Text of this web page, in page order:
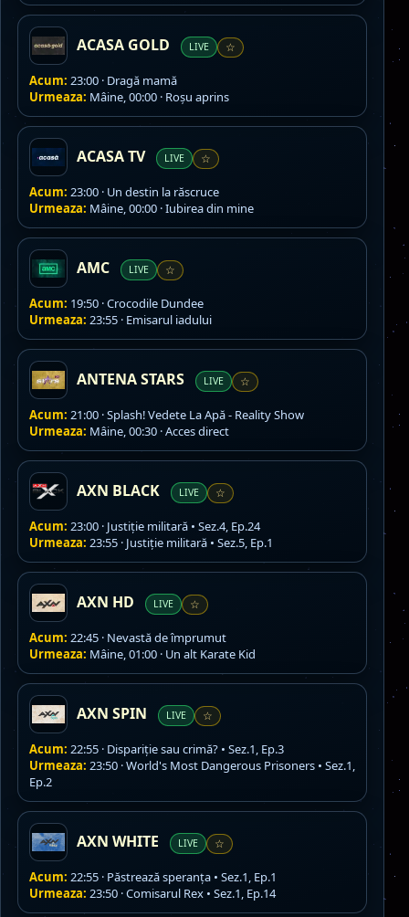
ACASA GOLD LIVE ☆
Acum: 23:00 · Dragă mamă
Urmeaza: Mâine, 00:00 · Roşu aprins
ACASA TV LIVE ☆
Acum: 23:00 · Un destin la răscruce
Urmeaza: Mâine, 00:00 · Iubirea din mine
AMC LIVE ☆
Acum: 19:50 · Crocodile Dundee
Urmeaza: 23:55 · Emisarul iadului
ANTENA STARS LIVE ☆
Acum: 21:00 · Splash! Vedete La Apă - Reality Show
Urmeaza: Mâine, 00:30 · Acces direct
AXN BLACK LIVE ☆
Acum: 23:00 · Justiție militară • Sez.4, Ep.24
Urmeaza: 23:55 · Justiție militară • Sez.5, Ep.1
AXN HD LIVE ☆
Acum: 22:45 · Nevastă de împrumut
Urmeaza: Mâine, 01:00 · Un alt Karate Kid
AXN SPIN LIVE ☆
Acum: 22:55 · Dispariție sau crimă? • Sez.1, Ep.3
Urmeaza: 23:50 · World's Most Dangerous Prisoners • Sez.1,
Ep.2
AXN WHITE LIVE ☆
Acum: 22:55 · Păstrează speranța • Sez.1, Ep.1
Urmeaza: 23:50 · Comisarul Rex • Sez.1, Ep.14